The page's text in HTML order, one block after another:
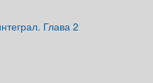
Глава 2